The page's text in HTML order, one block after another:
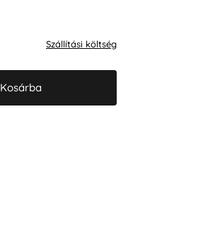
Szállítási költség
Kosárba